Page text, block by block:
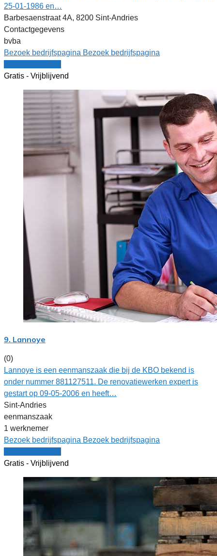
25-01-1986 en…
Barbesaenstraat 4A, 8200 Sint-Andries
Contactgegevens
bvba
Bezoek bedrijfspagina Bezoek bedrijfspagina
Gratis - Vrijblijvend
9. Lannoye
(0)
Lannoye is een eenmanszaak die bij de KBO bekend is
onder nummer 881127511. De renovatiewerken expert is
gestart op 09-05-2006 en heeft…
Sint-Andries
eenmanszaak
1 werknemer
Bezoek bedrijfspagina Bezoek bedrijfspagina
Gratis - Vrijblijvend